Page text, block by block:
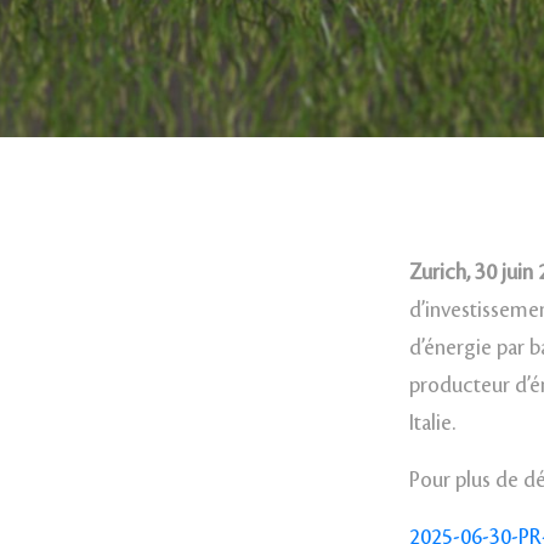
Zurich, 30 juin
d’énergie par
producteur
Italie.
Pour plus de
2025-06-30-